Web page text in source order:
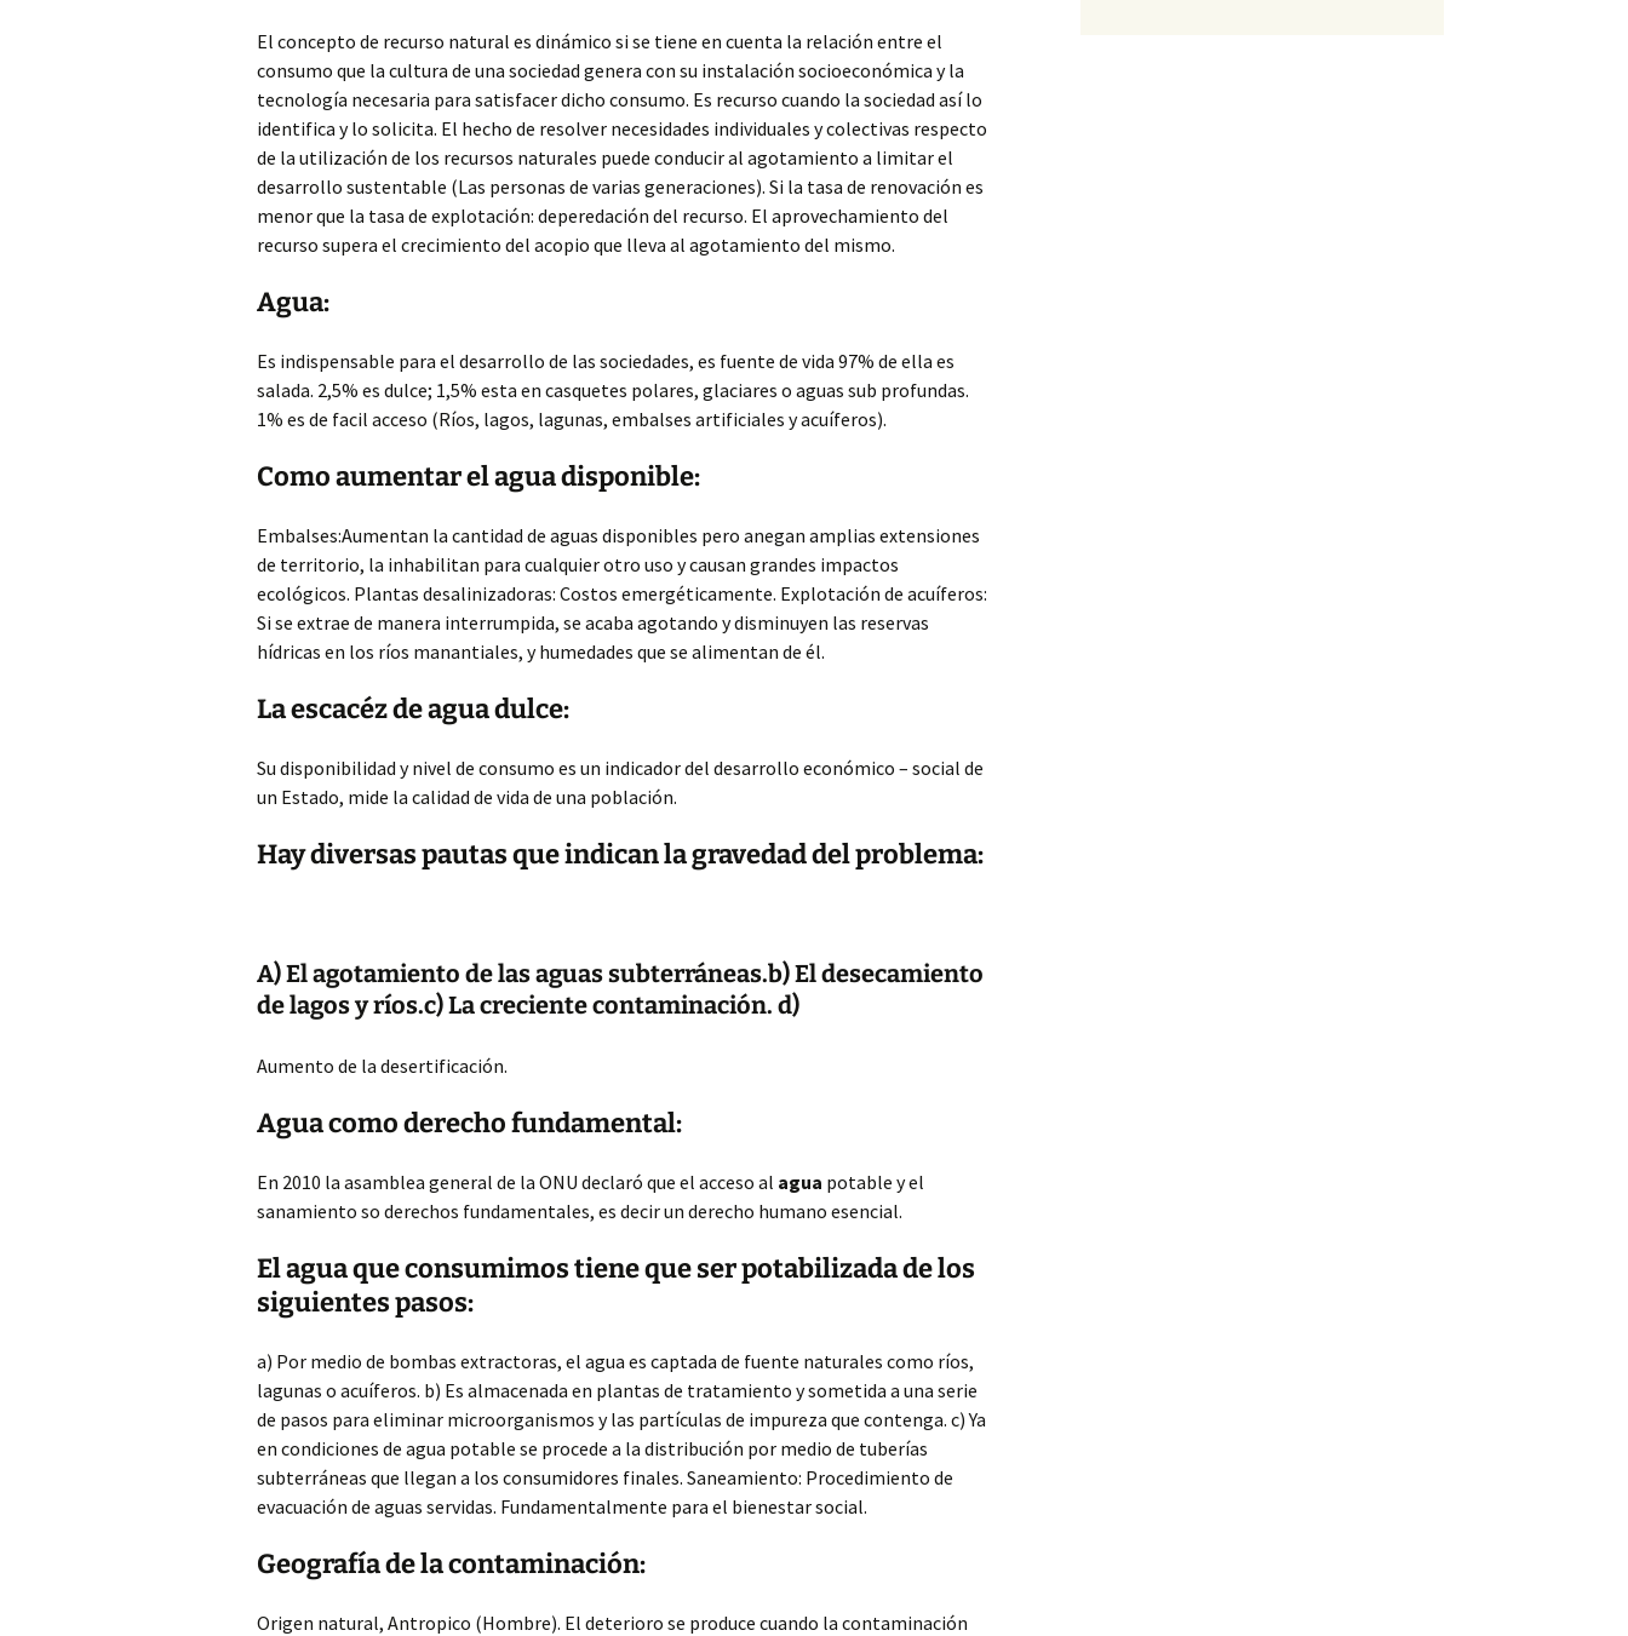
El concepto de recurso natural es dinámico si se tiene en cuenta la relación entre el
consumo que la cultura de una sociedad genera con su instalación socioeconómica y la
tecnología necesaria para satisfacer dicho consumo. Es recurso cuando la sociedad así lo
identifica y lo solicita. El hecho de resolver necesidades individuales y colectivas respecto
de la utilización de los recursos naturales puede conducir al agotamiento a limitar el
desarrollo sustentable (Las personas de varias generaciones). Si la tasa de renovación es
menor que la tasa de explotación: deperedación del recurso. El aprovechamiento del
recurso supera el crecimiento del acopio que lleva al agotamiento del mismo.
Agua:
Es indispensable para el desarrollo de las sociedades, es fuente de vida 97% de ella es
salada. 2,5% es dulce; 1,5% esta en casquetes polares, glaciares o aguas sub profundas.
1% es de facil acceso (Ríos, lagos, lagunas, embalses artificiales y acuíferos).
Como aumentar el agua disponible:
Embalses:Aumentan la cantidad de aguas disponibles pero anegan amplias extensiones
de territorio, la inhabilitan para cualquier otro uso y causan grandes impactos
ecológicos. Plantas desalinizadoras: Costos emergéticamente. Explotación de acuíferos:
Si se extrae de manera interrumpida, se acaba agotando y disminuyen las reservas
hídricas en los ríos manantiales, y humedades que se alimentan de él.
La escacéz de agua dulce:
Su disponibilidad y nivel de consumo es un indicador del desarrollo económico – social de
un Estado, mide la calidad de vida de una población.
Hay diversas pautas que indican la gravedad del problema:
A) El agotamiento de las aguas subterráneas.b) El desecamiento
de lagos y ríos.c) La creciente contaminación. d)
Aumento de la desertificación.
Agua como derecho fundamental:
En 2010 la asamblea general de la ONU declaró que el acceso al agua potable y el
sanamiento so derechos fundamentales, es decir un derecho humano esencial.
El agua que consumimos tiene que ser potabilizada de los
siguientes pasos:
a) Por medio de bombas extractoras, el agua es captada de fuente naturales como ríos,
lagunas o acuíferos. b) Es almacenada en plantas de tratamiento y sometida a una serie
de pasos para eliminar microorganismos y las partículas de impureza que contenga. c) Ya
en condiciones de agua potable se procede a la distribución por medio de tuberías
subterráneas que llegan a los consumidores finales. Saneamiento: Procedimiento de
evacuación de aguas servidas. Fundamentalmente para el bienestar social.
Geografía de la contaminación:
Origen natural, Antropico (Hombre). El deterioro se produce cuando la contaminación